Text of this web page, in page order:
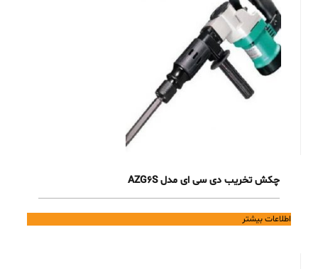
چکش تخریب دی سی ای مدل AZG6S
اطلاعات بیشتر